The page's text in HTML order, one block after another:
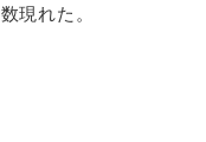
現れた。